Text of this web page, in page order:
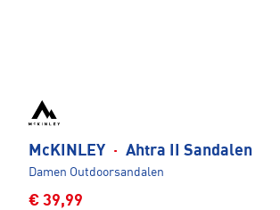
McKINLEY · Ahtra II Sandalen
Damen Outdoorsandalen
€ 39,99